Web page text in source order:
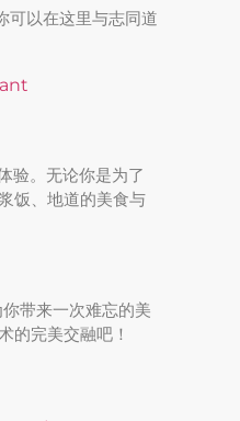
以在这里与志同道
验。无论你是为了
饭、地道的美食与
带来一次难忘的美
的完美交融吧！